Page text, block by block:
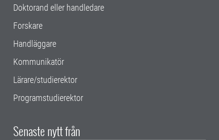
Doktorand eller handledare
Forskare
Handläggare
Kommunikatör
Lärare/studierektor
Programstudierektor
Senaste nytt från